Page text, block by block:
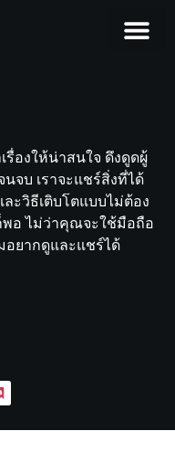
รื่องให้น่าสนใจ ดึงดูดผู้
จบ เราจะแชร์สิ่งที่ได้
ะวิธีเติบโตแบบไม่ต้อง
อ ไม่ว่าคุณจะใช้มือถือ
อยากดูและแชร์ได้